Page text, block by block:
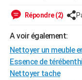
Guides de France
Escapades
Patrimoine
Expositions
Musées
Week-end nature
LIFESTYLE
SANTE
Alimentation
Guide de la santé
Maladies
Médicaments
Sommeil
VOYAGE
Destinations
City break
Voyage nature
Voyage de noces
Forum
Climat
+PHOTO
Répondre (2)
A voir également:
Nettoyer un meuble
Essence de
Nettoyer tache